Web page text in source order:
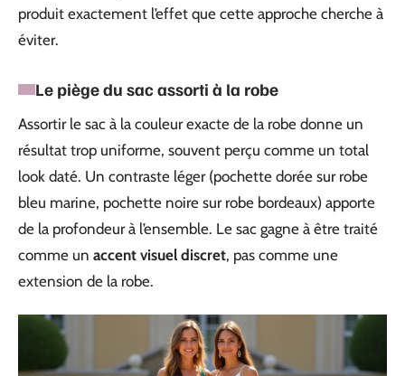
produit exactement l’effet que cette approche cherche à
éviter.
Le piège du sac assorti à la robe
Assortir le sac à la couleur exacte de la robe donne un
résultat trop uniforme, souvent perçu comme un total
look daté. Un contraste léger (pochette dorée sur robe
bleu marine, pochette noire sur robe bordeaux) apporte
de la profondeur à l’ensemble. Le sac gagne à être traité
comme un accent visuel discret, pas comme une
extension de la robe.